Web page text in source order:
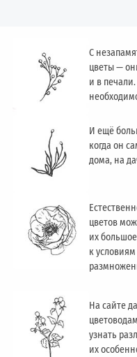
С
цветы —
и в
И ещё
когда он
дома, на
цветов
их
к
На сайте
узнать
их